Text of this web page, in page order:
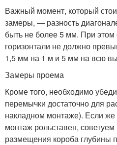
Важный момент, который
замеры, — разность
быть не более 5 мм. При этом
горизонтали не должно
1,5 мм на 1 м и 5 мм на всю
Замеры проема
Кроме того, необходимо
перемычки достаточно для
накладном монтаже). Если
монтаж рольставен,
размещения короба глубины